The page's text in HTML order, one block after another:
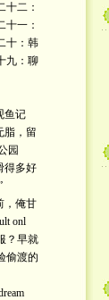
十二：
十一：
十：韩
九：聊
鱼记
脂，留
园
得多好
，俺甘
onl
？早就
偷渡的